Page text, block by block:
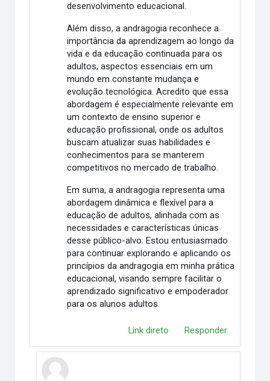
desenvolvimento educacional.
Além disso, a andragogia reconhece a
importância da aprendizagem ao longo da
vida e da educação continuada para os
adultos, aspectos essenciais em um
mundo em constante mudança e
evolução tecnológica. Acredito que essa
abordagem é especialmente relevante em
um contexto de ensino superior e
educação profissional, onde os adultos
buscam atualizar suas habilidades e
conhecimentos para se manterem
competitivos no mercado de trabalho.
Em suma, a andragogia representa uma
abordagem dinâmica e flexível para a
educação de adultos, alinhada com as
necessidades e características únicas
desse público-alvo. Estou entusiasmado
para continuar explorando e aplicando os
princípios da andragogia em minha prática
educacional, visando sempre facilitar o
aprendizado significativo e empoderador
para os alunos adultos.
Link direto Responder